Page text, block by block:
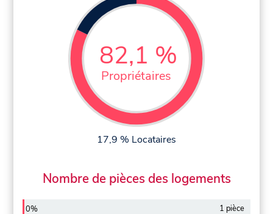
82,1 %
Propriétaires
17,9 % Locataires
Nombre de pièces des logements
0% 1 pièce